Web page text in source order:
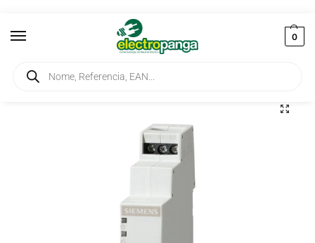
0
Início / Controlo Industrial e Automação